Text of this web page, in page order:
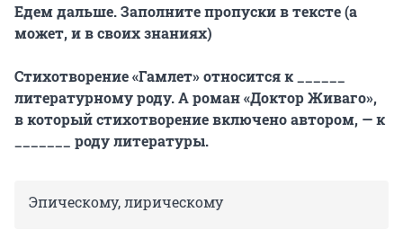
Едем дальше. Заполните пропуски в тексте (а
может, и в своих знаниях)
Стихотворение «Гамлет» относится к ______
литературному роду. А роман «Доктор Живаго»,
в который стихотворение включено автором, — к
_______ роду литературы.
Эпическому, лирическому